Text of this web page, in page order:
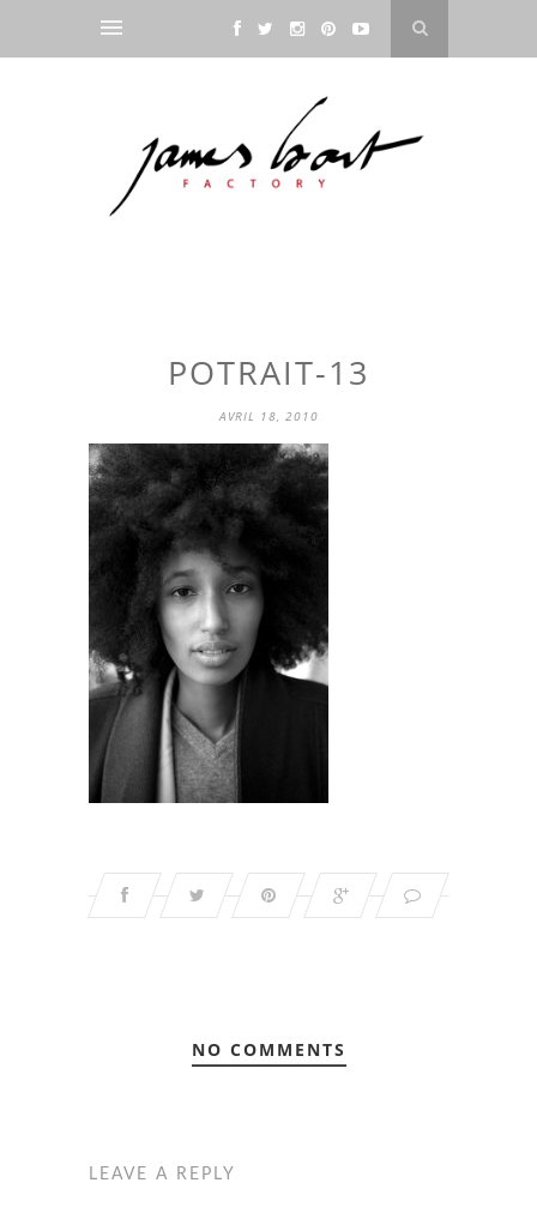
POTRAIT-13
AVRIL 18, 2010
NO COMMENTS
LEAVE A REPLY